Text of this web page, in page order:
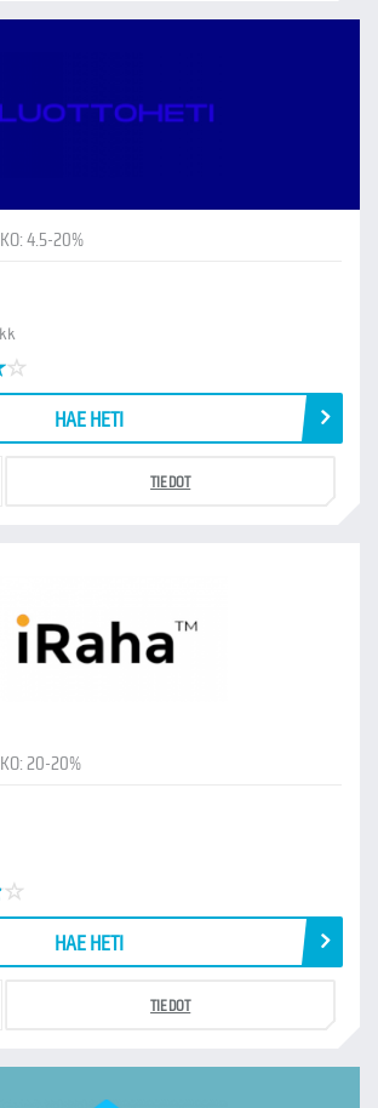
4.5-20%
HAE HETI
TIEDOT
20-20%
HAE HETI
TIEDOT